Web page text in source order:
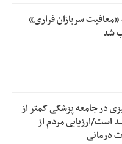
«معافیت سربازان فراری»
شد
در جامعه پزشکی کمتر از
است/ارزیابی مردم از
درمانی